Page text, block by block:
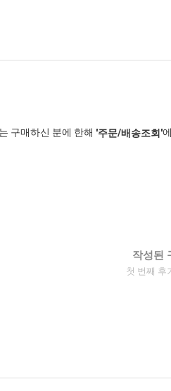
구매하신 분에 한해 '주문/배송조회'
작성된
첫 번째 후